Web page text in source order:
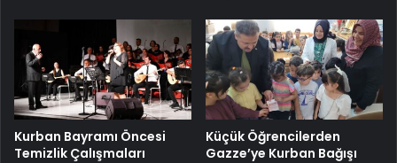
Kurban Bayramı Öncesi
Temizlik Çalışmaları
Küçük Öğrencilerden
Gazze’ye Kurban Bağışı